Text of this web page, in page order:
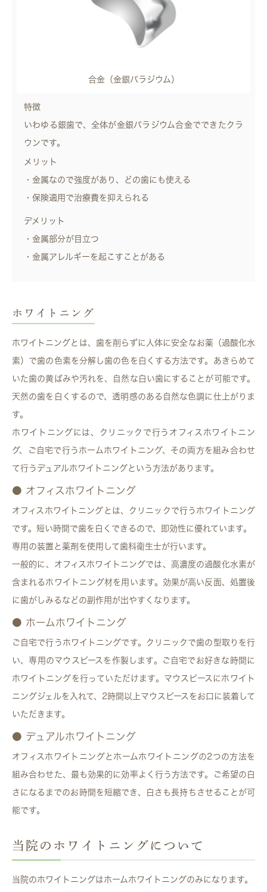
合金（金銀パラジウム）
特徴
いわゆる銀歯で、全体が金銀パラジウム合金でできたクラ
ウンです。
メリット
・金属なので強度があり、どの歯にも使える
・保険適用で治療費を抑えられる
デメリット
・金属部分が目立つ
・金属アレルギーを起こすことがある
ホワイトニング
ホワイトニングとは、歯を削らずに人体に安全なお薬（過酸化水
素）で歯の色素を分解し歯の色を白くする方法です。あきらめて
いた歯の黄ばみや汚れを、自然な白い歯にすることが可能です。
天然の歯を白くするので、透明感のある自然な色調に仕上がりま
す。
ホワイトニングには、クリニックで行うオフィスホワイトニン
グ、ご自宅で行うホームホワイトニング、その両方を組み合わせ
て行うデュアルホワイトニングという方法があります。
● オフィスホワイトニング
オフィスホワイトニングとは、クリニックで行うホワイトニング
です。短い時間で歯を白くできるので、即効性に優れています。
専用の装置と薬剤を使用して歯科衛生士が行います。
一般的に、オフィスホワイトニングでは、高濃度の過酸化水素が
含まれるホワイトニング材を用います。効果が高い反面、処置後
に歯がしみるなどの副作用が出やすくなります。
● ホームホワイトニング
ご自宅で行うホワイトニングです。クリニックで歯の型取りを行
い、専用のマウスピースを作製します。ご自宅でお好きな時間に
ホワイトニングを行っていただけます。マウスピースにホワイト
ニングジェルを入れて、2時間以上マウスピースをお口に装着して
いただきます。
● デュアルホワイトニング
オフィスホワイトニングとホームホワイトニングの2つの方法を
組み合わせた、最も効果的に効率よく行う方法です。ご希望の白
さになるまでのお時間を短縮でき、白さも長持ちさせることが可
能です。
当院のホワイトニングについて
当院のホワイトニングはホームホワイトニングのみになります。